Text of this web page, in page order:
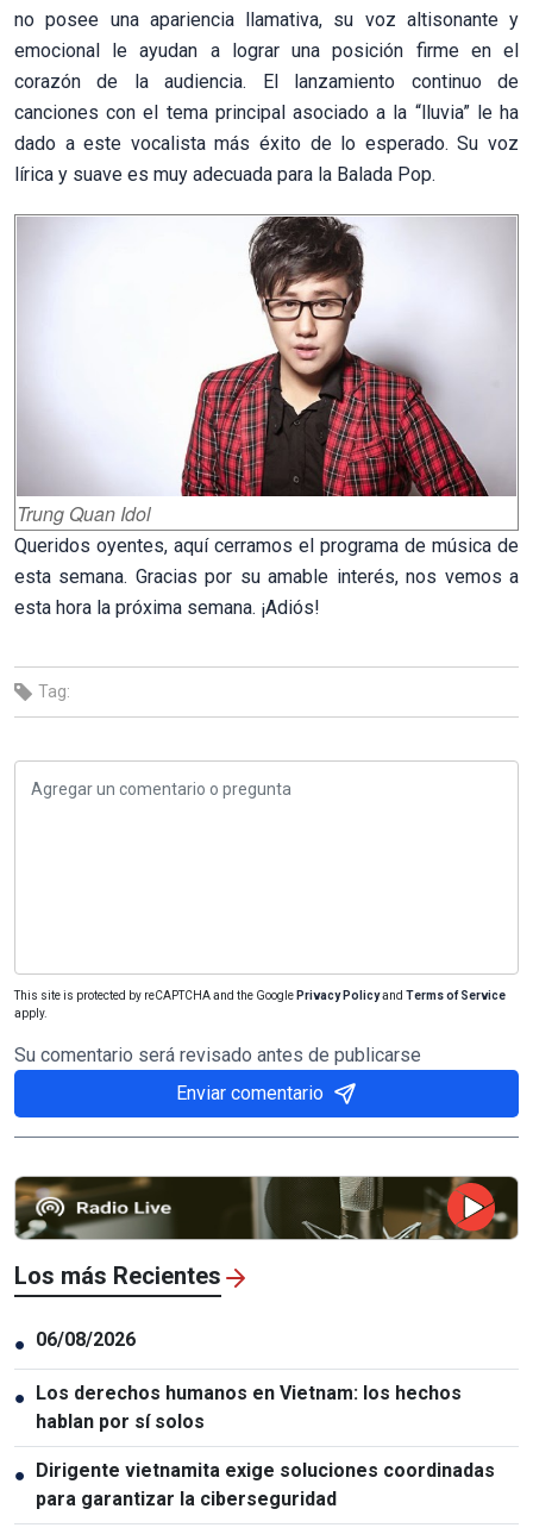
no posee una apariencia llamativa, su voz altisonante y
emocional le ayudan a lograr una posición firme en el
corazón de la audiencia. El lanzamiento continuo de
canciones con el tema principal asociado a la “lluvia” le ha
dado a este vocalista más éxito de lo esperado. Su voz
lírica y suave es muy adecuada para la Balada Pop.
Trung Quan Idol
Queridos oyentes, aquí cerramos el programa de música de
esta semana. Gracias por su amable interés, nos vemos a
esta hora la próxima semana. ¡Adiós!
Tag:
This site is protected by reCAPTCHA and the Google Privacy Policyand Terms of Service
apply.
Su comentario será revisado antes de publicarse
Enviar comentario
Los más Recientes
● 06/08/2026
● Los derechos humanos en Vietnam: los hechos
hablan por sí solos
● Dirigente vietnamita exige soluciones coordinadas
para garantizar la ciberseguridad